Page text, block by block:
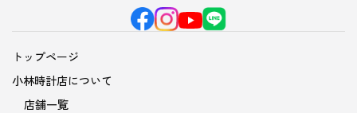
トップページ
小林時計店について
店舗一覧